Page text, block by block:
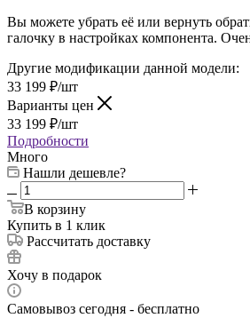
Вы можете убрать её или вернуть
галочку в настройках компонента.
Другие модификации данной модели:
33 199 ₽/шт
Варианты цен
33 199 ₽/шт
Подробности
Много
Нашли дешевле?
В корзину
Купить в 1 клик
Рассчитать доставку
Хочу в подарок
Самовывоз сегодня - бесплатно